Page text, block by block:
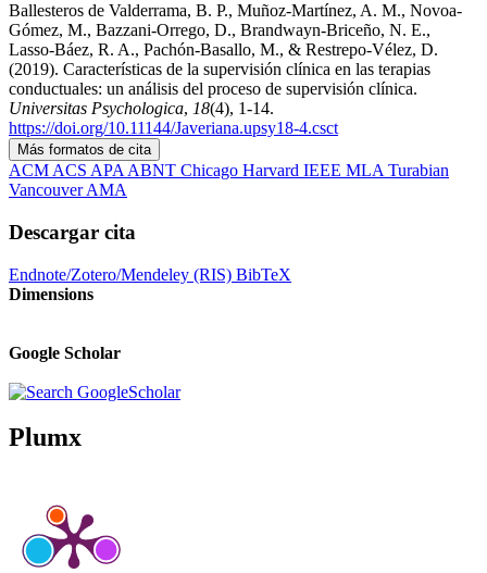
Ballesteros de Valderrama, B. P., Muñoz-Martínez, A. M., Novoa-
Gómez, M., Bazzani-Orrego, D., Brandwayn-Briceño, N. E.,
Lasso-Báez, R. A., Pachón-Basallo, M., & Restrepo-Vélez, D.
(2019). Características de la supervisión clínica en las terapias
conductuales: un análisis del proceso de supervisión clínica.
Universitas Psychologica, 18(4), 1-14.
https://doi.org/10.11144/Javeriana.upsy18-4.csct
Más formatos de cita
ACM ACS APA ABNT Chicago Harvard IEEE MLA Turabian
VancouverAMA
Descargar cita
Endnote/Zotero/Mendeley (RIS) BibTeX
Dimensions
Google Scholar
Plumx